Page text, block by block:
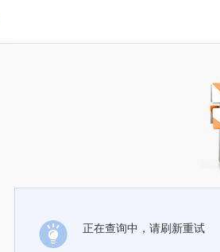
正在查询中，请刷新重试